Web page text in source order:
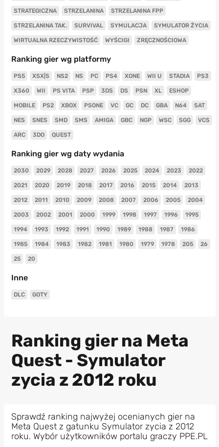
STRATEGICZNA STRZELANINA STRZELANINA FPP
STRZELANINA TAK. SURVIVAL SYMULACJA SYMULATOR ŻYCIA
WIRTUALNA RZECZYWISTOŚĆ WYŚCIGI ZRĘCZNOŚCIOWA
Ranking gier wg platformy
PS5 XSX|S NS2 NS PC PS4 XONE WII U STADIA PS3
X360 WII PS VITA PSP 3DS DS PSN XL ESHOP
MOBILE PS2 XBOX PSONE VC GC DC GBA N64 SAT
NES SNES SMD SMS AMIGA GBC NGP WSC SGG VCS
ARC 3DO QUEST
Ranking gier wg daty wydania
2030 2029 2028 2027 2026 2025 2024 2023 2022
2021 2020 2019 2018 2017 2016 2015 2014 2013
2012 2011 2010 2009 2008 2007 2006 2005 2004
2003 2002 2001 2000 1999 1998 1997 1996 1995
1994 1993 1992 1991 1990 1989 1988 1987 1986
1985 1984 1983 1982 1981 1980 1979 1978 205 26
25 20
Inne
DLC GOTY
Ranking gier na Meta
Quest - Symulator
zycia z 2012 roku
Sprawdź ranking najwyżej ocenianych gier na
Meta Quest z gatunku Symulator zycia z 2012
roku. Wybór użytkowników portalu graczy PPE.PL